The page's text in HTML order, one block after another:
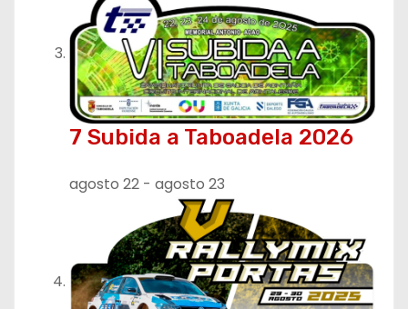
7 Subida a Taboadela 2026
agosto 22 - agosto 23